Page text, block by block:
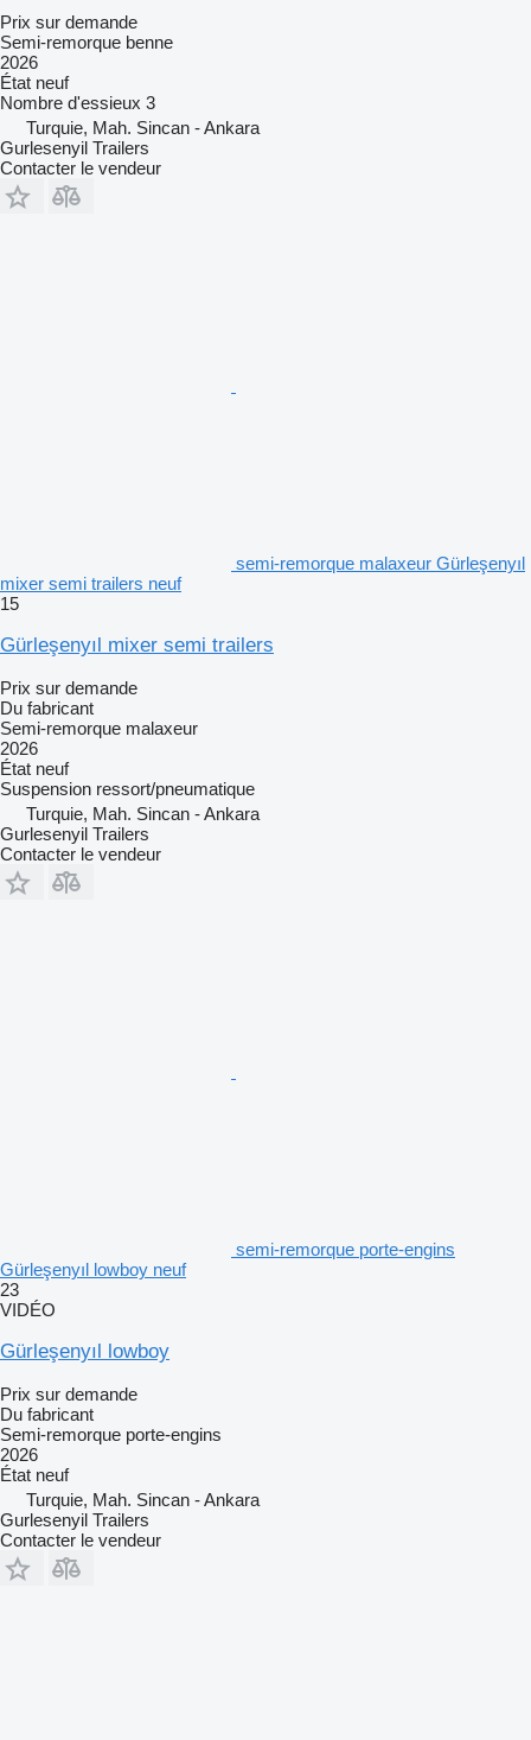
Prix sur demande
Semi-remorque benne
2026
État neuf
Nombre d'essieux 3
Turquie, Mah. Sincan - Ankara
Gurlesenyil Trailers
Contacter le vendeur
semi-remorque malaxeur Gürleşenyıl
mixer semi trailers neuf
15
Gürleşenyıl mixer semi trailers
Prix sur demande
Du fabricant
Semi-remorque malaxeur
2026
État neuf
Suspension ressort/pneumatique
Turquie, Mah. Sincan - Ankara
Gurlesenyil Trailers
Contacter le vendeur
semi-remorque porte-engins
Gürleşenyıl lowboy neuf
23
VIDÉO
Gürleşenyıl lowboy
Prix sur demande
Du fabricant
Semi-remorque porte-engins
2026
État neuf
Turquie, Mah. Sincan - Ankara
Gurlesenyil Trailers
Contacter le vendeur